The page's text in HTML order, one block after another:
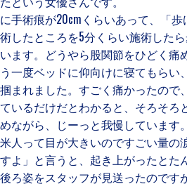
手術痕が20cmくらいあって、「
したところを5分くらい施術した
ます。どうやら股関節をひどく痛
一度ベッドに仰向けに寝てもらい
まれました。すごく痛かったので
いるだけだとわかると、そろそ
ながら、じーっと我慢しています。
人って目が大きいのですごい量の
よ」と言うと、起き上がったと
ろ姿をスタッフが見送ったのです